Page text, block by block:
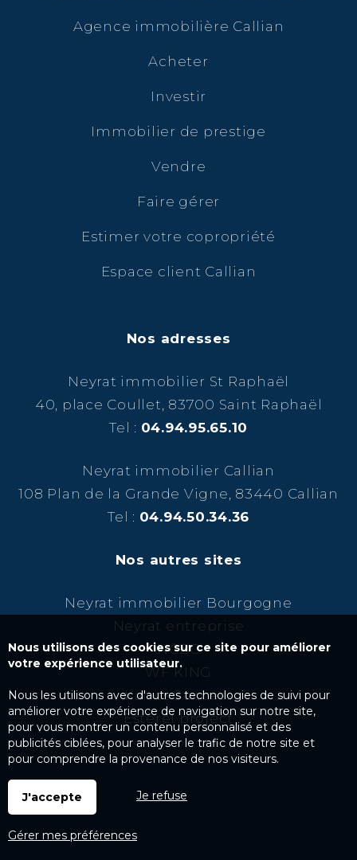
Agence immobilière Callian
Acheter
Investir
Immobilier de prestige
Vendre
Faire gérer
Estimer votre copropriété
Espace client Callian
Nos adresses
Neyrat immobilier St Raphaël
40, place Coullet, 83700 Saint Raphaël
Tel : 04.94.95.65.10
Neyrat immobilier Callian
108 Plan de la Grande Vigne, 83440 Callian
Tel : 04.94.50.34.36
Nos autres sites
Neyrat immobilier Bourgogne
Neyrat entreprise
NCBC
WF KING
Kairos Success
Esterel project
Nous utilisons des cookies sur ce site pour améliorer
votre expérience utilisateur.
Nous les utilisons avec d'autres technologies de suivi pour
améliorer votre expérience de navigation sur notre site,
pour vous montrer un contenu personnalisé et des
publicités ciblées, pour analyser le trafic de notre site et
pour comprendre la provenance de nos visiteurs.
J'accepte Je refuse
Gérer mes préférences